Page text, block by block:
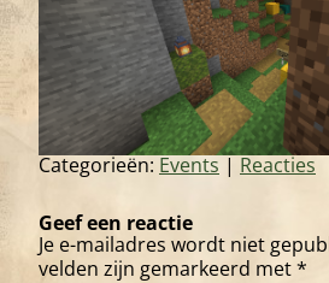
Categorieën: Events | Reacties
Geef een reactie
Je e-mailadres wordt niet
velden zijn gemarkeerd met*